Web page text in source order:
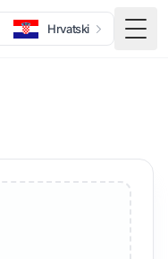
Hrvatski